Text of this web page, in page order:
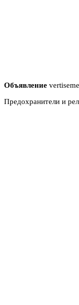
Объявление
Предохранители и